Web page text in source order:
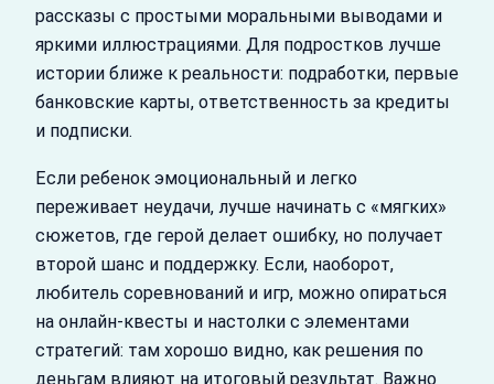
рассказы с простыми моральными выводами и
яркими иллюстрациями. Для подростков лучше
истории ближе к реальности: подработки, первые
банковские карты, ответственность за кредиты
и подписки.
Если ребенок эмоциональный и легко
переживает неудачи, лучше начинать с «мягких»
сюжетов, где герой делает ошибку, но получает
второй шанс и поддержку. Если, наоборот,
любитель соревнований и игр, можно опираться
на онлайн‑квесты и настолки с элементами
стратегий: там хорошо видно, как решения по
деньгам влияют на итоговый результат. Важно